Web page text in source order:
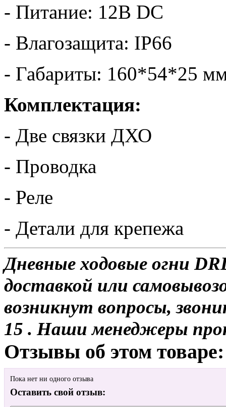
- Питание: 12В DC
- Влагозащита: IP66
- Габариты: 160*54*25
Комплектация:
- Две связки ДХО
- Проводка
- Реле
- Детали для крепежа
Дневные ходовые огни
доставкой или
возникнут вопросы,
15 . Наши менеджеры
Отзывы об этом товаре:
Пока нет ни одного отзыва
Оставить свой отзыв: